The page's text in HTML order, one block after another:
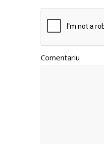
Comentariu